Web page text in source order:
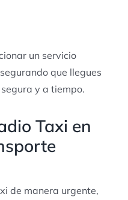
un servicio
que llegues
y a tiempo.
Taxi en
de manera urgente,